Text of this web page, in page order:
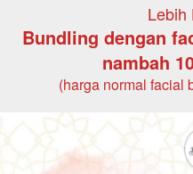
Lebih
Bundling dengan
nambah
(harga normal facial